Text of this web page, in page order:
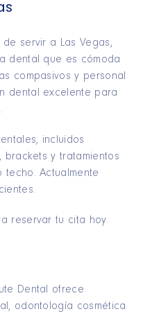
servir a Las Vegas,
dental que es cómoda
compasivos y personal
dental excelente para
incluidos
brackets y tratamientos
techo. Actualmente
reservar tu cita hoy.
Dental ofrece
odontología cosmética